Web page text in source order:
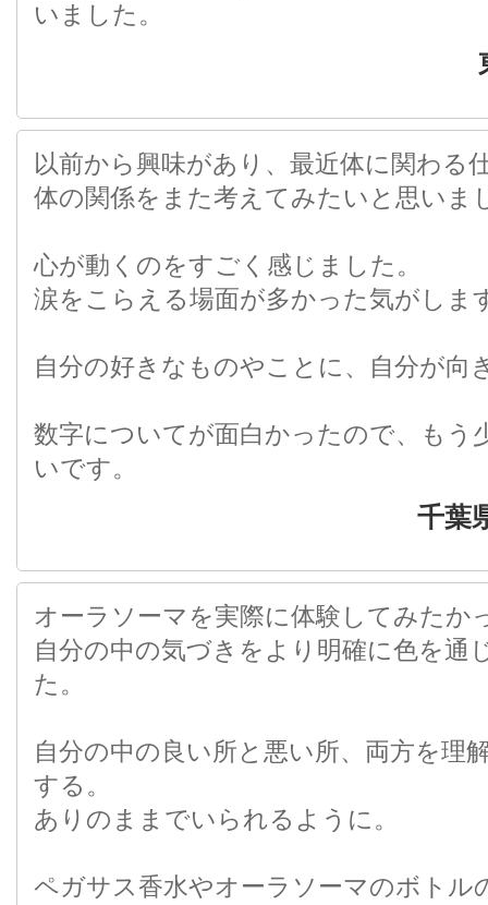
いました。
以前から興味があり、最近体に関わる
体の関係をまた考えてみたいと思いま
心が動くのをすごく感じました。
涙をこらえる場面が多かった気がしま
自分の好きなものやことに、自分が向
数字についてが面白かったので、もう
いです。
千葉
オーラソーマを実際に体験してみたか
自分の中の気づきをより明確に色を通
た。
自分の中の良い所と悪い所、両方を理
する。
ありのままでいられるように。
ペガサス香水やオーラソーマのボトル